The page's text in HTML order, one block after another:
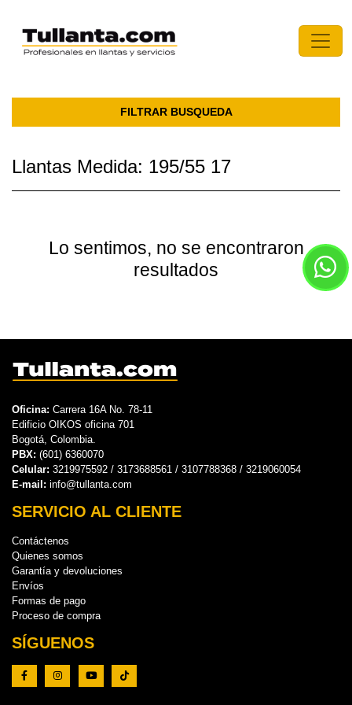
FILTRAR BUSQUEDA
Llantas Medida: 195/55 17
Lo sentimos, no se encontraron
resultados
Oficina: Carrera 16A No. 78-11
Edificio OIKOS oficina 701
Bogotá, Colombia.
PBX: (601) 6360070
Celular: 3219975592 / 3173688561 / 3107788368 / 3219060054
E-mail: info@tullanta.com
SERVICIO AL CLIENTE
Contáctenos
Quienes somos
Garantía y devoluciones
Envíos
Formas de pago
Proceso de compra
SÍGUENOS